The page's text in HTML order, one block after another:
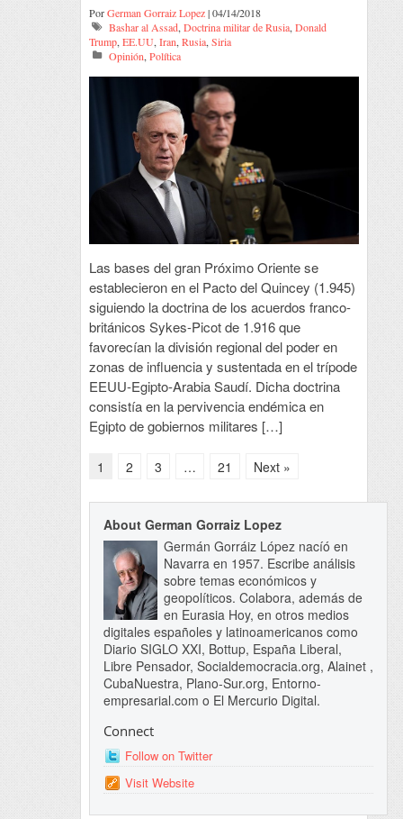
PorGerman Gorraiz Lopez| 04/14/2018
Bashar al Assad,Doctrina militar de Rusia,Donald
Trump,EE.UU,Iran,Rusia,Siria
Opinión,Política
Las bases del gran Próximo Oriente se
establecieron en el Pacto del Quincey (1.945)
siguiendo la doctrina de los acuerdos franco-
británicos Sykes-Picot de 1.916 que
favorecían la división regional del poder en
zonas de influencia y sustentada en el trípode
EEUU-Egipto-Arabia Saudí. Dicha doctrina
consistía en la pervivencia endémica en
Egipto de gobiernos militares […]
1 2 3 … 21 Next »
About German Gorraiz Lopez
Germán Gorráiz López nacíó en
Navarra en 1957. Escribe análisis
sobre temas económicos y
geopolíticos. Colabora, además de
en Eurasia Hoy, en otros medios
digitales españoles y latinoamericanos como
Diario SIGLO XXI, Bottup, España Liberal,
Libre Pensador, Socialdemocracia.org, Alainet ,
CubaNuestra, Plano-Sur.org, Entorno-
empresarial.com o El Mercurio Digital.
Connect
Follow on Twitter
Visit Website